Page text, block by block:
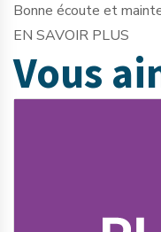
Bonne écoute et
EN SAVOIR PLUS
Vous